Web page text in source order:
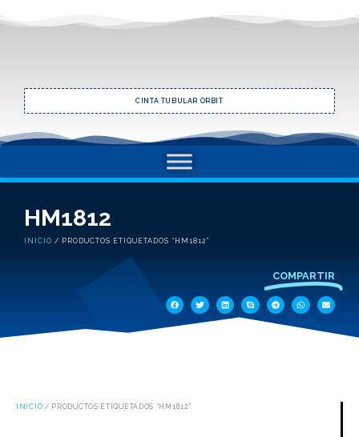
CINTA TUBULAR ORBIT
HM1812
INICIO / PRODUCTOS ETIQUETADOS “HM1812”
COMPARTIR
INICIO / PRODUCTOS ETIQUETADOS “HM1812”